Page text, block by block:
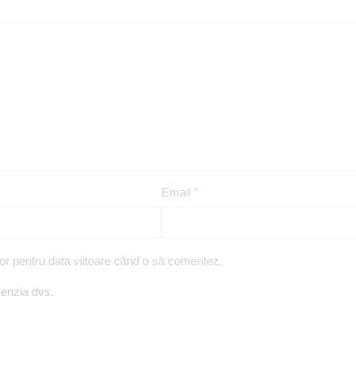
Email *
pentru data viitoare când o să comentez.
dvs.